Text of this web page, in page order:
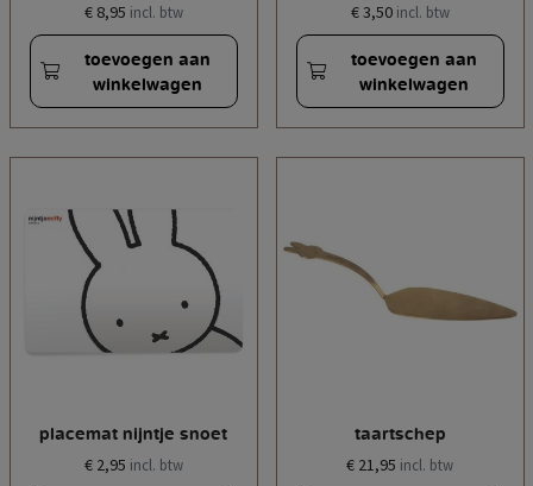
€ 8,95 incl. btw
toevoegen aan
winkelwagen
€ 3,50 incl. btw
toevoegen aan
winkelwagen
placemat nijntje snoet
€ 2,95 incl. btw
taartschep
€ 21,95 incl. btw